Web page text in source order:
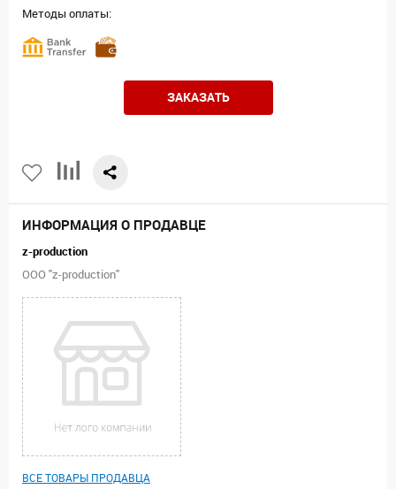
Методы оплаты:
ЗАКАЗАТЬ
ИНФОРМАЦИЯ О ПРОДАВЦЕ
z-production
ООО "z-production"
ВСЕ ТОВАРЫ ПРОДАВЦА